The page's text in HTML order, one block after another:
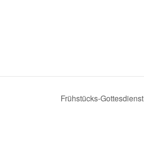
Frühstücks-Gottesdienst